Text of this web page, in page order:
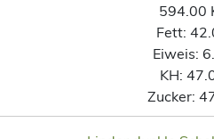
594.00
Fett:
Eiweis:
KH:
Zucker: